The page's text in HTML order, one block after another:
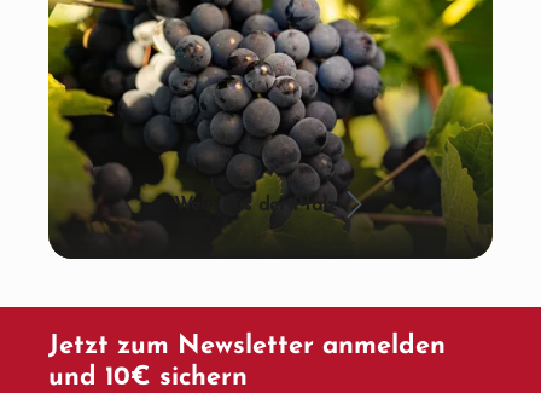
Wein aus der Pfalz
Jetzt zum Newsletter anmelden
und 10€ sichern